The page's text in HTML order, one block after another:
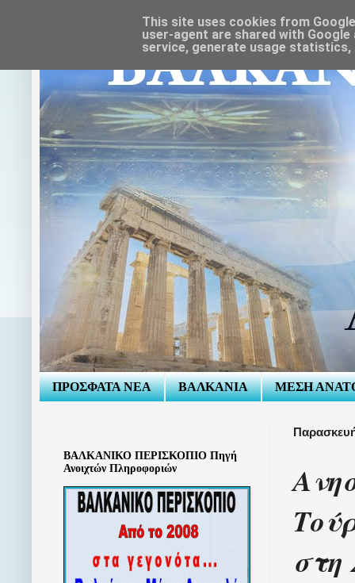
ΠΡΟΣΦΑΤΑ ΝΕΑ ΒΑΛΚΑΝΙΑ ΜΕΣΗ
στη
ΒΑΛΚΑΝΙΚΟ ΠΕΡΙΣΚΟΠΙΟ Πηγή
Ανοιχτών Πληροφοριών
This site uses cookies from
user-agent are shared with
service, generate usage statistics,